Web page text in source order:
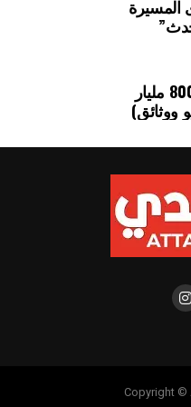
ويكيميديا كومنز (المُلك
المسيرة
رقم معاملات قياسي بأزيد من 800 مليار
ووثائق)
Copyright ©